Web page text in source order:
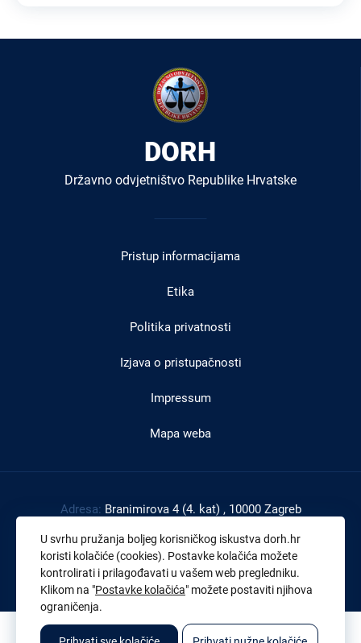
DORH
Državno odvjetništvo Republike Hrvatske
Pristup informacijama
Etika
Politika privatnosti
Izjava o pristupačnosti
Impressum
Mapa weba
Adresa: Branimirova 4 (4. kat) , 10000 Zagreb
Tel: +385 1 4591 888
Faks:+385 1 4591 816
OIB:43539267895
© 2026. Sva prava pridržana. Državno odvjetništvo Republike Hrvatske
U svrhu pružanja boljeg korisničkog iskustva dorh.hr
koristi kolačiće (cookies). Postavke kolačića možete
kontrolirati i prilagođavati u vašem web pregledniku.
Klikom na "Postavke kolačića" možete postaviti njihova
ograničenja.